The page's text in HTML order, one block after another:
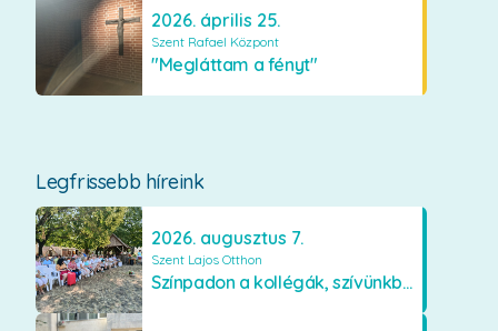
2026. április 25.
Szent Rafael Központ
"Megláttam a fényt"
Legfrissebb híreink
2026. augusztus 7.
Szent Lajos Otthon
Színpadon a kollégák, szívünkben a lakók